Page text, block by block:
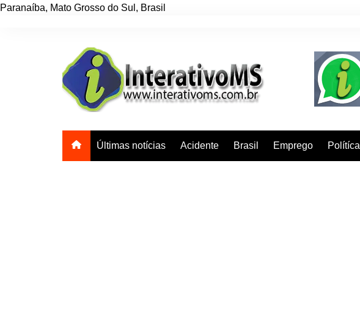
Paranaíba, Mato Grosso do Sul , Brasil
Últimas notícias Acidente Brasil Emprego Polítíca